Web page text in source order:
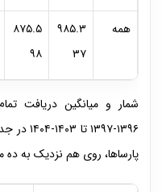
همه
۹۸۵.۳
۳۷
۸۷۵.۵
۹۸
شمار و میانگین دریافت
۱۳۹۶-
پارساها، روی هم نزدیک به ده